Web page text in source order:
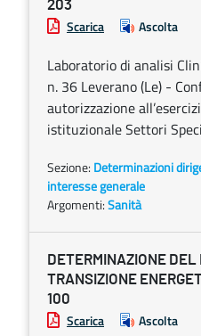
203
Scarica Ascolta
Laboratorio di analisi
n. 36 Leverano (Le) -
autorizzazione
istituzionale Settori
Sezione: Determinazioni
interesse generale
Argomenti:Sanità
DETERMINAZIONE DEL
TRANSIZIONE
100
Scarica Ascolta